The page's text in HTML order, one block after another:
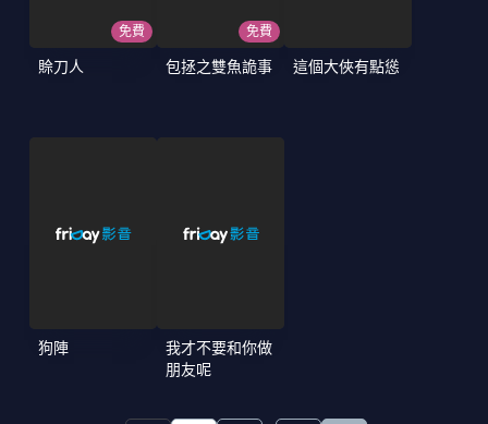
免費
賒刀人
免費
包拯之雙魚詭事 這個大俠有點慫
狗陣
我才不要和你做
朋友呢